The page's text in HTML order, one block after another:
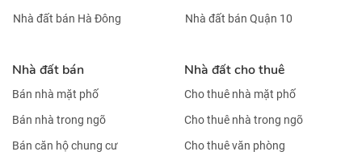
Nhà đất bán Hà Đông Nhà đất bán Quận 10
Nhà đất bán
Bán nhà mặt phố
Bán nhà trong ngõ
Bán căn hộ chung cư
Nhà đất cho thuê
Cho thuê nhà mặt phố
Cho thuê nhà trong ngõ
Cho thuê văn phòng